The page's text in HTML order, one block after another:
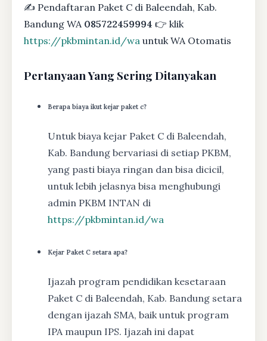
✍ Pendaftaran Paket C di Baleendah, Kab.
Bandung WA 085722459994 👉 klik
https://pkbmintan.id/wa untuk WA Otomatis
Pertanyaan Yang Sering Ditanyakan
Berapa biaya ikut kejar paket c?
Untuk biaya kejar Paket C di Baleendah,
Kab. Bandung bervariasi di setiap PKBM,
yang pasti biaya ringan dan bisa dicicil,
untuk lebih jelasnya bisa menghubungi
admin PKBM INTAN di
https://pkbmintan.id/wa
Kejar Paket C setara apa?
Ijazah program pendidikan kesetaraan
Paket C di Baleendah, Kab. Bandung setara
dengan ijazah SMA, baik untuk program
IPA maupun IPS. Ijazah ini dapat